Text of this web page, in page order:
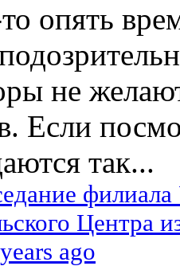
опять
не
Если
так...
Центра
ago